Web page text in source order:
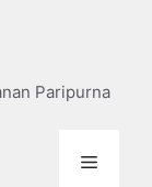
Paripurna
Menu